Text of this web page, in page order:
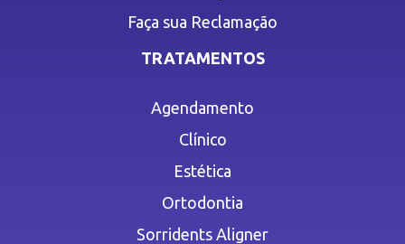
Faça sua Reclamação
TRATAMENTOS
Agendamento
Clínico
Estética
Ortodontia
Sorridents Aligner